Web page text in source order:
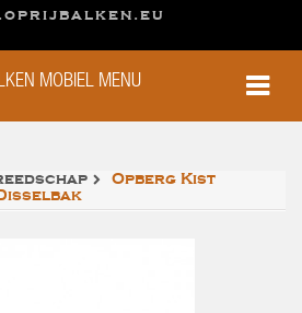
MOBIEL MENU
Opberg Kist